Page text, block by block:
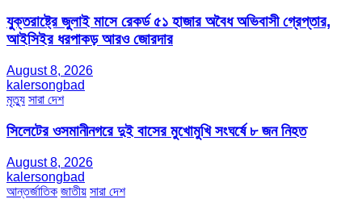
যুক্তরাষ্ট্রে জুলাই মাসে রেকর্ড ৫১ হাজার অবৈধ অভিবাসী গ্রেপ্তার,
আইসিইর ধরপাকড় আরও জোরদার
August 8, 2026
kalersongbad
মৃত্যু সারা দেশ
সিলেটের ওসমানীনগরে দুই বাসের মুখোমুখি সংঘর্ষে ৮ জন নিহত
August 8, 2026
kalersongbad
আন্তর্জাতিক জাতীয় সারা দেশ